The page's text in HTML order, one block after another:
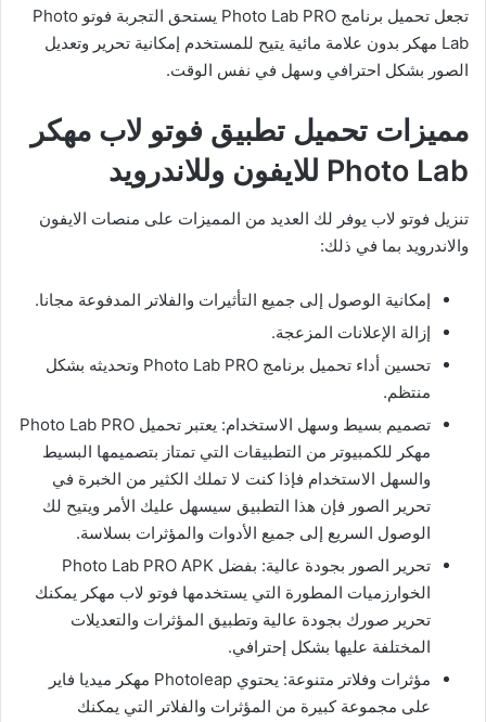
تجعل تحميل برنامج Photo Lab PRO يستحق التجربة فوتو Photo
Lab مهكر بدون علامة مائية يتيح للمستخدم إمكانية تحرير وتعديل
الصور بشكل احترافي وسهل في نفس الوقت.
مميزات تحميل تطبيق فوتو لاب مهكر
Photo Lab للايفون وللاندرويد
تنزيل فوتو لاب يوفر لك العديد من المميزات على منصات الايفون
والاندرويد بما في ذلك:
إمكانية الوصول إلى جميع التأثيرات والفلاتر المدفوعة مجانا.
إزالة الإعلانات المزعجة.
تحسين أداء تحميل برنامج Photo Lab PRO وتحديثه بشكل
منتظم.
تصميم بسيط وسهل الاستخدام: يعتبر تحميل Photo Lab PRO
مهكر للكمبيوتر من التطبيقات التي تمتاز بتصميمها البسيط
والسهل الاستخدام فإذا كنت لا تملك الكثير من الخبرة في
تحرير الصور فإن هذا التطبيق سيسهل عليك الأمر ويتيح لك
الوصول السريع إلى جميع الأدوات والمؤثرات بسلاسة.
تحرير الصور بجودة عالية: بفضل Photo Lab PRO APK
الخوارزميات المطورة التي يستخدمها فوتو لاب مهكر يمكنك
تحرير صورك بجودة عالية وتطبيق المؤثرات والتعديلات
المختلفة عليها بشكل إحترافي.
مؤثرات وفلاتر متنوعة: يحتوي Photoleap مهكر ميديا فاير
على مجموعة كبيرة من المؤثرات والفلاتر التي يمكنك